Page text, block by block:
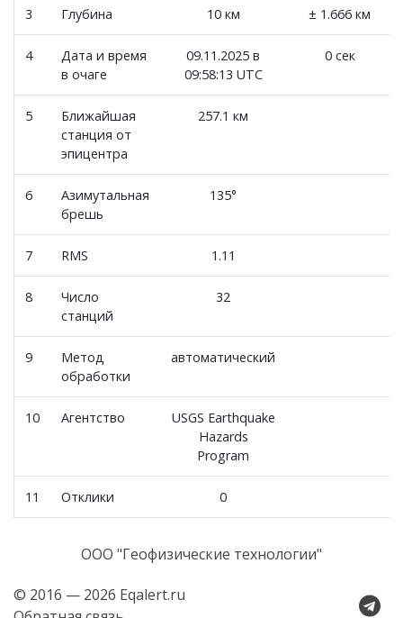
3 Глубина 10 км ± 1.666 км
4
Дата и время
в очаге
09.11.2025 в
09:58:13 UTC
0 сек
5
Ближайшая
станция от
эпицентра
257.1 км
6
Азимутальная
брешь
135°
7 RMS 1.11
8
Число
станций
32
9
Метод
обработки
автоматический
10 Агентство
USGS Earthquake
Hazards
Program
11 Отклики 0
© 2016 — 2026 Eqalert.ru
ООО "Геофизические технологии"